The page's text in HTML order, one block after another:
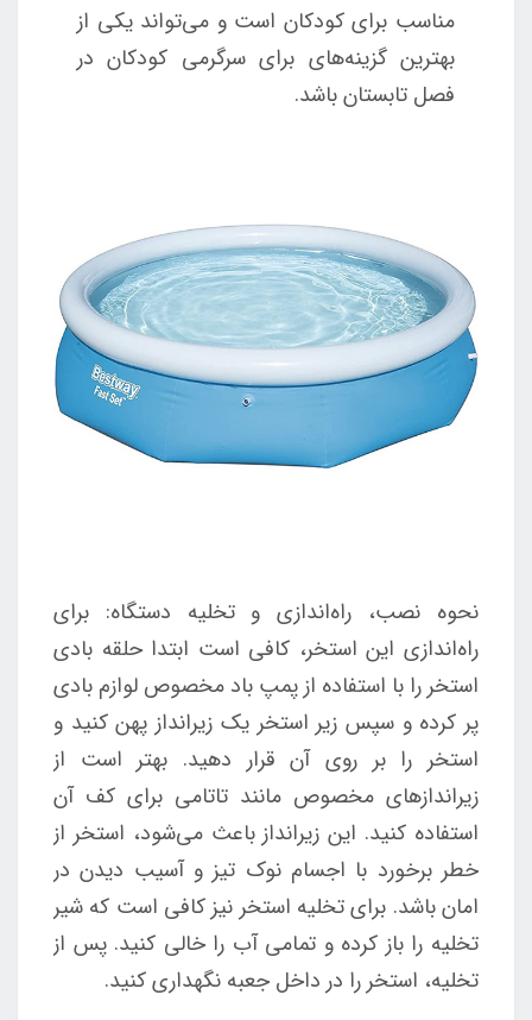
مناسب برای کودکان است و می‌تواند یکی از
بهترین گزینه‌های برای سرگرمی کودکان در
فصل تابستان باشد.
نحوه نصب، راه‌اندازی و تخلیه دستگاه: برای
راه‌اندازی این استخر، کافی است ابتدا حلقه بادی
استخر را با استفاده از پمپ باد مخصوص لوازم بادی
پر کرده و سپس زیر استخر یک زیرانداز پهن کنید و
استخر را بر روی آن قرار دهید. بهتر است از
زیراندازهای مخصوص مانند تاتامی برای کف آن
استفاده کنید. این زیرانداز باعث می‌شود، استخر از
خطر برخورد با اجسام نوک تیز و آسیب دیدن در
امان باشد. برای تخلیه استخر نیز کافی است که شیر
تخلیه را باز کرده و تمامی آب را خالی کنید. پس از
تخلیه، استخر را در داخل جعبه نگهداری کنید.